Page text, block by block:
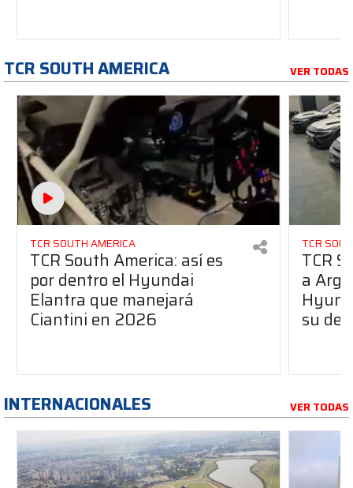
TCR SOUTH AMERICA VER TODAS
TCR SOUTH AMERICA
TCR South America: así es
por dentro el Hyundai
Elantra que manejará
Ciantini en 2026
TCR
TCR
a
su
INTERNACIONALES VER TODAS